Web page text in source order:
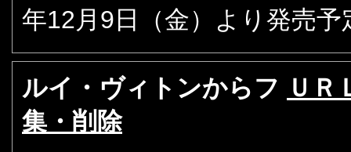
年12月9日（金）より発売予
ルイ・ヴィトンからフ ＵＲ
集・削除